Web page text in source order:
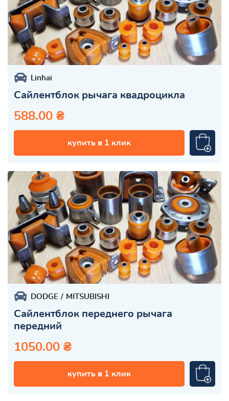
Linhai
Сайлентблок рычага квадроцикла
588.00 ₴
купить в 1 клик
DODGE MITSUBISHI
Сайлентблок переднего рычага
передний
1050.00 ₴
купить в 1 клик